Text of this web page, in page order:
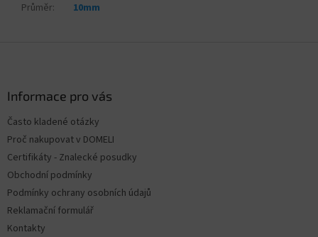
Průměr: 10mm
Informace pro vás
Často kladené otázky
Proč nakupovat v DOMELI
Certifikáty - Znalecké posudky
Obchodní podmínky
Podmínky ochrany osobních údajů
Reklamační formulář
Kontakty